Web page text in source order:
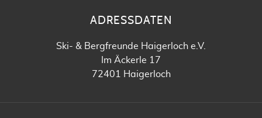
ADRESSDATEN
Ski- & Bergfreunde Haigerloch e.V.
Im Äckerle 17
72401 Haigerloch